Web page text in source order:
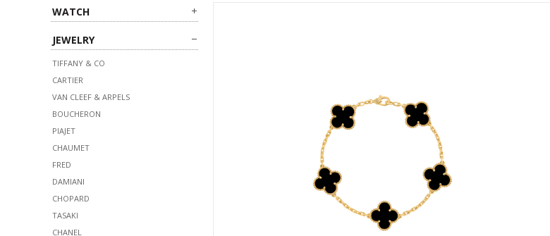
WATCH
JEWELRY
TIFFANY & CO
CARTIER
VAN CLEEF & ARPELS
BOUCHERON
PIAJET
CHAUMET
FRED
DAMIANI
CHOPARD
TASAKI
CHANEL